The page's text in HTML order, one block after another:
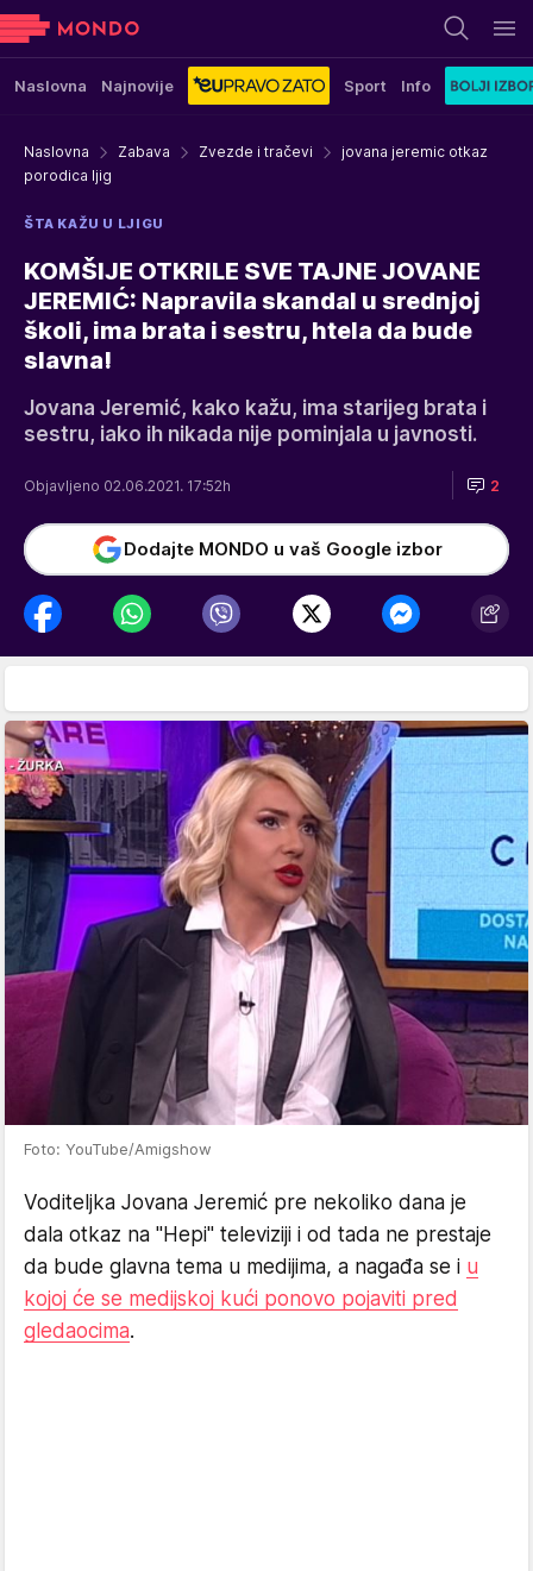
Naslovna Najnovije Sport Info
Naslovna Zabava Zvezde i tračevi
jovana jeremic otkaz
porodica ljig
ŠTA KAŽU U LJIGU
KOMŠIJE OTKRILE SVE TAJNE JOVANE
JEREMIĆ: Napravila skandal u srednjoj
školi, ima brata i sestru, htela da bude
slavna!
Jovana Jeremić, kako kažu, ima starijeg brata i
sestru, iako ih nikada nije pominjala u javnosti.
Objavljeno 02.06.2021. 17:52h 2
Dodajte MONDO u vaš Google izbor
Foto: YouTube/Amigshow
Voditeljka Jovana Jeremić pre nekoliko dana je
dala otkaz na "Hepi" televiziji i od tada ne prestaje
da bude glavna tema u medijima, a nagađa se i u
kojoj će se medijskoj kući ponovo pojaviti pred
gledaocima.